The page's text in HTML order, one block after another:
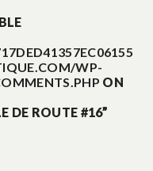
WP-
ON
DE ROUTE #16”